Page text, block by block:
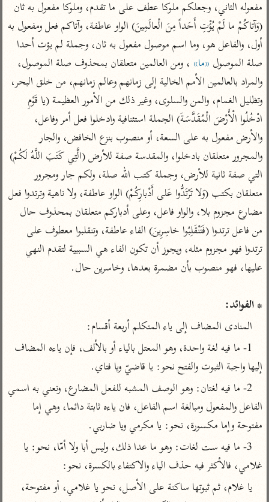
تفسير الماوردي
منتقاة
تفسير ابن القيم
تفسير ابن تيمية
عامّة
تفسير السمعاني
تفسير مكّي
محاسن التأويل
للقاسمي
تفسير الثعالبي
تفسير السمرقندي
تفسير الثعلبي
أخرى
أضواء البيان
نظم الدرر للبقاعي
لغة وبلاغة
التحرير والتنوير
المحرر الوجيز لابن
عطية
البحر المحيط لأبي
حيان
البسيط للواحدي
تفسير أبي السعود
الكشاف للزمخشري
مركَّزة العبارة
تفسير الجلالين
جامع البيان للإيجي
تفسير البيضاوي
تفسير النسفي
الوجيز للواحدي
تفسير ابن أبي زمنين
آثار
موسوعة التفسير
المأثور
الدر المنثور
تفسير ابن أبي حاتم
اشترك لتصلك أخبار مشاريعنا
اشترك
راسلنا • تليجرام
تويتر
تعليمات
عن الباحث القرآني
صلة الموصول «ما»
والأرض مفعول به على السعة، أو منصوب بنزع الخافض، والجار
التي صفة ثانية للأرض، وجملة كتب الله صلة، ولكم جار ومجرور
* الفوائد:
المنادى المضاف إلى ياء المتكلم أربعة أقسام:
إليها واجبة الثبوت والفتح نحو: يا قاضيّ ويا فتاي.
مفتوحة وإما مكسورة، نحو: يا مكرمي ويا ضاربي.
غلامي، فالأكثر فيه حذف الياء والاكتفاء بالكسرة، نحو: